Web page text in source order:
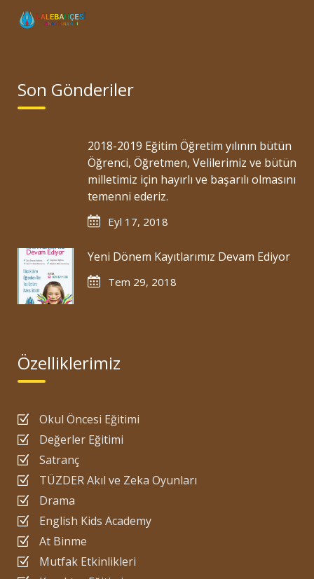
Son Gönderiler
2018-2019 Eğitim Öğretim yılının bütün
Öğrenci, Öğretmen, Velilerimiz ve bütün
milletimiz için hayırlı ve başarılı olmasını
temenni ederiz.
Eyl 17, 2018
Yeni Dönem Kayıtlarımız Devam Ediyor
Tem 29, 2018
Özelliklerimiz
Okul Öncesi Eğitimi
Değerler Eğitimi
Satranç
TÜZDER Akıl ve Zeka Oyunları
Drama
English Kids Academy
At Binme
Mutfak Etkinlikleri